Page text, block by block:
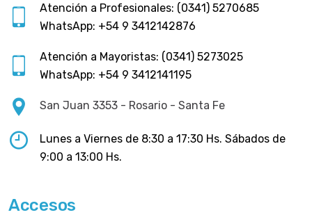
Atención a Profesionales: (0341) 5270685
WhatsApp: +54 9 3412142876
Atención a Mayoristas: (0341) 5273025
WhatsApp: +54 9 3412141195
San Juan 3353 - Rosario - Santa Fe
Lunes a Viernes de 8:30 a 17:30 Hs. Sábados de
9:00 a 13:00 Hs.
Accesos